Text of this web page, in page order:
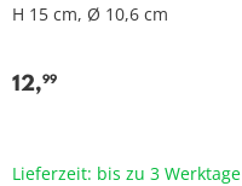
H 15 cm, Ø 10,6 cm
12,99
Lieferzeit: bis zu 3 Werktage